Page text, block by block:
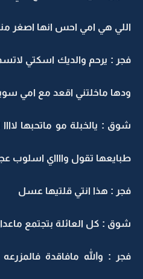
اللي هي امي احس انها اصغر
فجر : يرحم والديك اسكتي
ودها ماخلتني اقعد مع امي
شوق : يالخبلة مو ماتحبها
طبايعها تقول وااااي اسلوب
فجر : هذا انتي قلتيها عسل
شوق : كل العائلة بتجتمع
فجر : والله مافاقدة